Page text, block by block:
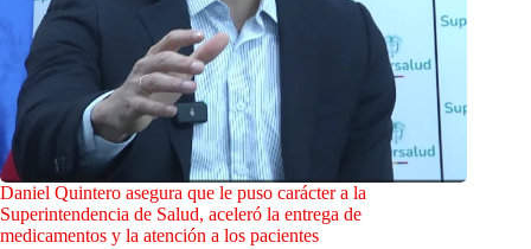
Daniel Quintero asegura que le puso carácter a la
Superintendencia de Salud, aceleró la entrega de
medicamentos y la atención a los pacientes